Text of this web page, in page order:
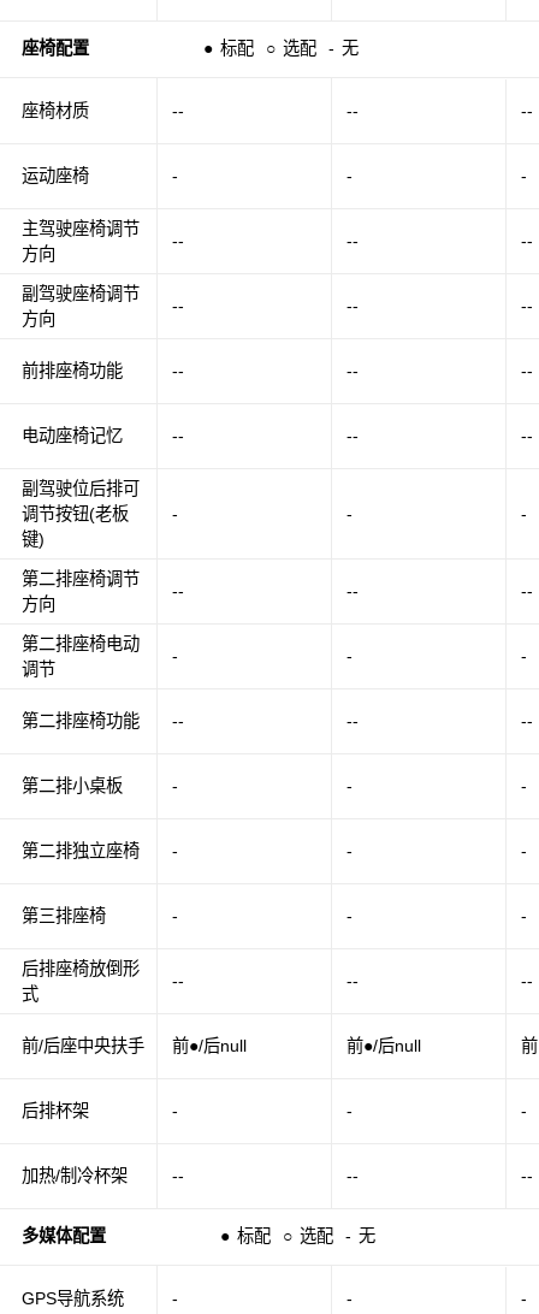
座椅配置 ● 标配 ○ 选配 - 无
座椅材质
运动座椅
主驾驶座椅调节
方向
副驾驶座椅调节
方向
前排座椅功能
电动座椅记忆
副驾驶位后排可
调节按钮(老板
键)
第二排座椅调节
方向
第二排座椅电动
调节
第二排座椅功能
第二排小桌板
第二排独立座椅
第三排座椅
后排座椅放倒形
式
前/后座中央扶手
后排杯架
加热/制冷杯架
多媒体配置 ● 标配 ○ 选配 - 无
GPS导航系统
-- -- --
- - -
-- -- --
-- -- --
-- -- --
-- -- --
- - -
-- -- --
- - -
-- -- --
- - -
- - -
- - -
-- -- --
前●/后null 前●/后null
- - -
-- -- --
- - -